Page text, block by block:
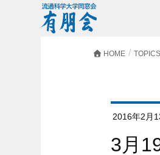
HOME TOPICS
2016年2月
3